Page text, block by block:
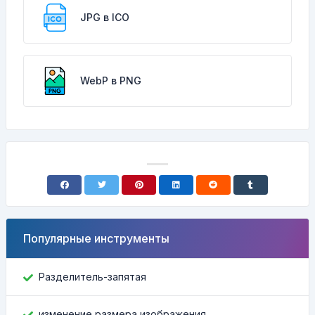
JPG в ICO
WebP в PNG
Популярные инструменты
Разделитель-запятая